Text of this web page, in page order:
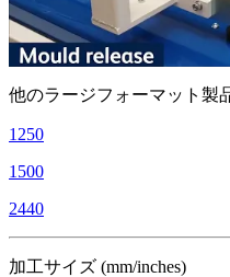
他のラージフォーマット製
1250
1500
2440
加工サイズ (mm/inches)